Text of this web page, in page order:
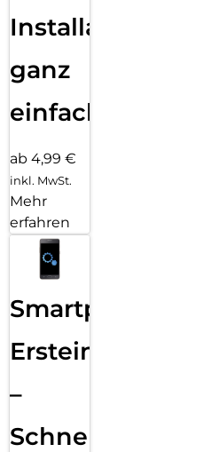
Installation
ganz
einfach
ab 4,99 €
inkl. MwSt.
Mehr
erfahren
Smartphone
Ersteinrichtung
–
Schnelle